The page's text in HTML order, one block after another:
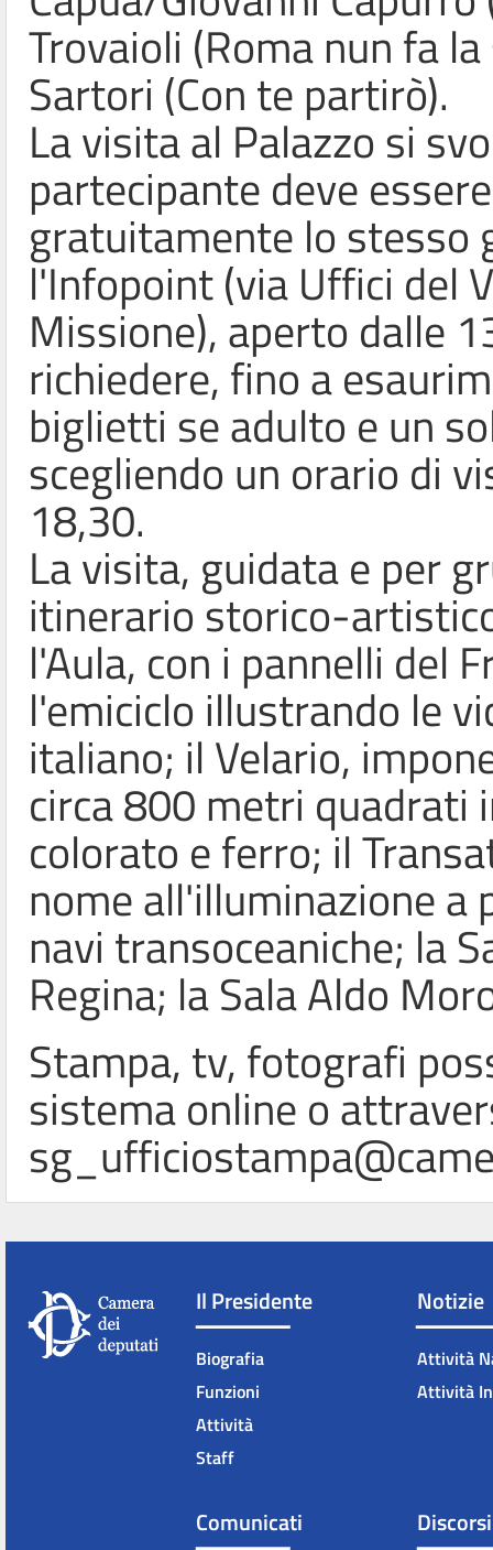
Trovaioli (Roma nun fa
Sartori (Con te partirò).
La visita al Palazzo si
partecipante deve
gratuitamente lo stesso
l'Infopoint (via Uffici del
Missione), aperto dalle
richiedere, fino a
biglietti se adulto e un
scegliendo un orario di
18,30.
La visita, guidata e per
itinerario storico-
l'Aula, con i pannelli del
l'emiciclo illustrando le
italiano; il Velario,
circa 800 metri quadrati
colorato e ferro; il
nome all'illuminazione
navi transoceaniche; la
Regina; la Sala Aldo
Stampa, tv, fotografi
sistema online o
Il Presidente
Biografia
Funzioni
Attività
Staff
Notizie
Attività
Attività
Comunicati Discorsi